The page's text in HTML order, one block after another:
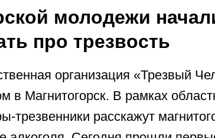
молодежи
про трезвость
организация «Трезвый
в Магнитогорск. В рамках
трезвенники расскажут